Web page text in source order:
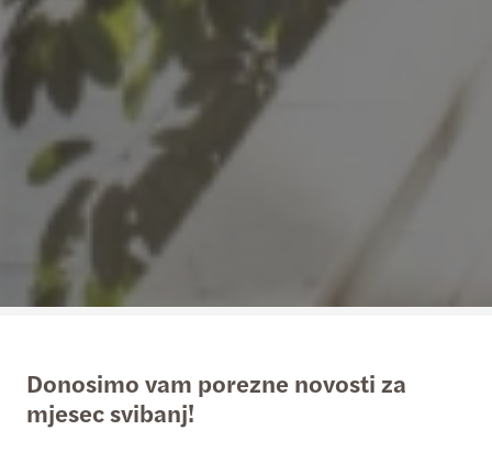
Donosimo vam porezne novosti za
mjesec svibanj!